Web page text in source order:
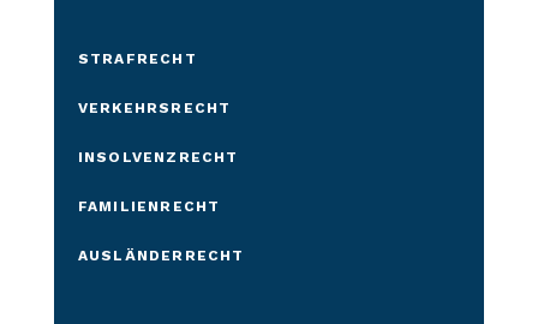
STRAFRECHT
VERKEHRSRECHT
INSOLVENZRECHT
FAMILIENRECHT
AUSLÄNDERRECHT